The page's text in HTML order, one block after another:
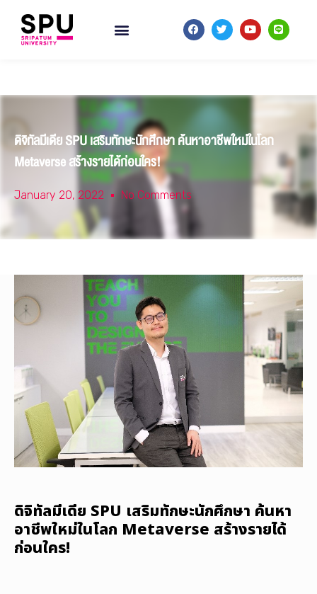
ดิจิทัลมีเดีย SPU เสริมทักษะนักศึกษา ค้นหาอาชีพใหม่ในโลก
Metaverse สร้างรายได้ก่อนใคร!
January 20, 2022 No Comments
ดิจิทัลมีเดีย SPU เสริมทักษะนักศึกษา ค้นหา
อาชีพใหม่ในโลก Metaverse สร้างรายได้
ก่อนใคร!